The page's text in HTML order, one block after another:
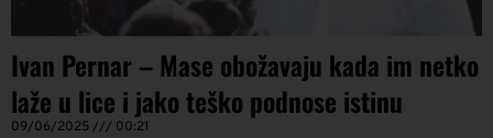
Ivan Pernar – Mase obožavaju kada im netko
laže u lice i jako teško podnose istinu
09/06/2025 00:21